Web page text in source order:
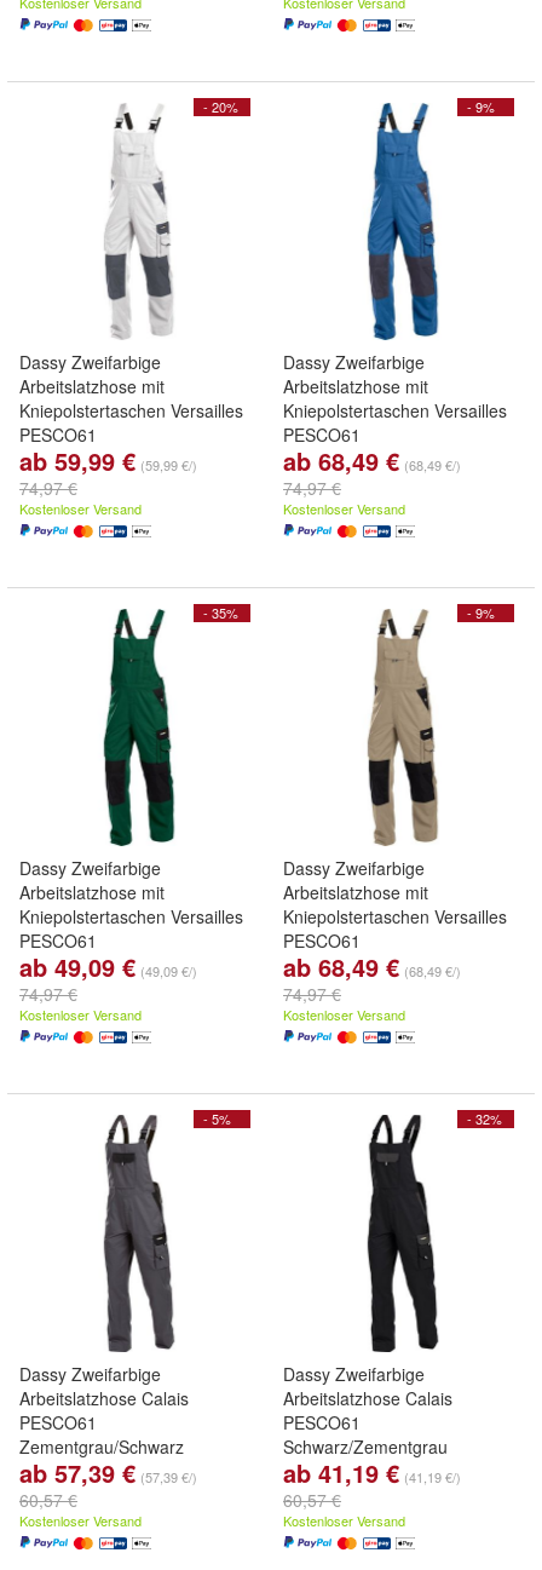
- 20%
Dassy Zweifarbige
Arbeitslatzhose mit
Kniepolstertaschen Versailles
PESCO61
ab 59,99 € (59,99 €/)
74,97 €
Kostenloser Versand
- 9%
Dassy Zweifarbige
Arbeitslatzhose mit
Kniepolstertaschen Versailles
PESCO61
ab 68,49 € (68,49 €/)
74,97 €
Kostenloser Versand
- 35%
Dassy Zweifarbige
Arbeitslatzhose mit
Kniepolstertaschen Versailles
PESCO61
ab 49,09 € (49,09 €/)
74,97 €
Kostenloser Versand
- 9%
Dassy Zweifarbige
Arbeitslatzhose mit
Kniepolstertaschen Versailles
PESCO61
ab 68,49 € (68,49 €/)
74,97 €
Kostenloser Versand
- 5%
Dassy Zweifarbige
Arbeitslatzhose Calais
PESCO61
Zementgrau/Schwarz
ab 57,39 € (57,39 €/)
60,57 €
Kostenloser Versand
- 32%
Dassy Zweifarbige
Arbeitslatzhose Calais
PESCO61
Schwarz/Zementgrau
ab 41,19 € (41,19 €/)
60,57 €
Kostenloser Versand